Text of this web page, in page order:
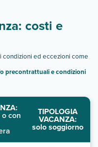
costi e
condizioni ed eccezioni come
precontrattuali e condizioni
con TIPOLOGIA
VACANZA:
solo soggiorno